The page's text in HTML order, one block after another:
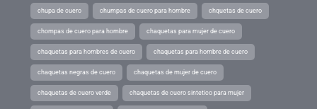
chupa de cuero chumpas de cuero para hombre chquetas de cuero
chompas de cuero para hombre chaquetas para mujer de cuero
chaquetas para hombres de cuero chaquetas para hombre de cuero
chaquetas negras de cuero chaquetas de mujer de cuero
chaquetas de cuero verde chaquetas de cuero sintetico para mujer